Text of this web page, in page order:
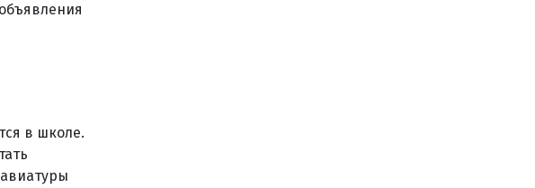
в школе.